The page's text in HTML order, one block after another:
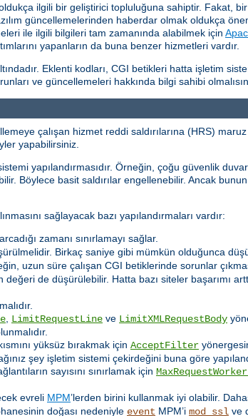
ilgili bir geliştirici topluluğuna sahiptir. Fakat, bir
güncellemelerinden haberdar olmak oldukça
ile ilgili bilgileri tam zamanında alabilmek için
yapanların da buna benzer hizmetleri vardır.
Eklenti kodları, CGI betikleri hatta işletim
ve güncellemeleri hakkında bilgi sahibi
çalışan hizmet reddi saldırılarına (HRS)
yapabilirsiniz.
yapılandırmasıdır. Örneğin, çoğu güvenlik
Böylece basit saldırılar engellenebilir. Ancak
sağlayacak bazı yapılandırmaları vardır:
zamanı sınırlamayı sağlar.
Birkaç saniye gibi mümkün olduğunca
uzun süre çalışan CGI betiklerinde sorunlar
değeri de düşürülebilir. Hatta bazı siteler başarımı
LimitRequestLine ve LimitXMLRequestBody
yüksüz bırakmak için AcceptFilter
şey işletim sistemi çekirdeğini buna göre
sayısını sınırlamak için
evreli MPM’lerden birini kullanmak iyi olabilir.
doğası nedeniyle event MPM’i mod_ssl ve